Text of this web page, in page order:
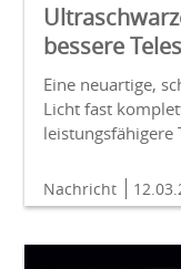
bessere
Eine neuartige,
Licht fast
leistungsfähigere
Nachricht